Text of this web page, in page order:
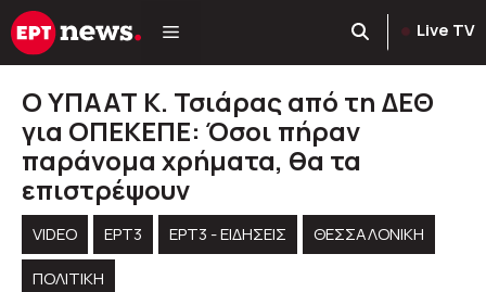
Μετάβαση
σε
Live TV
Ο ΥΠΑΑΤ Κ. Τσιάρας από τη ΔΕΘ
για ΟΠΕΚΕΠΕ: Όσοι πήραν
παράνομα χρήματα, θα τα
επιστρέψουν
VIDEO ΕΡΤ3 ΕΡΤ3 - ΕΙΔΉΣΕΙΣ
ΘΕΣΣΑΛΟΝΙΚΗ
ΠΟΛΙΤΙΚΉ